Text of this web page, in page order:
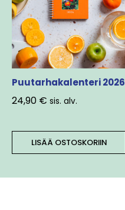
Puutarhakalenteri 2026
24,90 € sis. alv.
LISÄÄ OSTOSKORIIN